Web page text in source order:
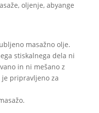
oljenje, abyange
masažno olje.
stiskalnega dela ni
in ni mešano z
pripravljeno za